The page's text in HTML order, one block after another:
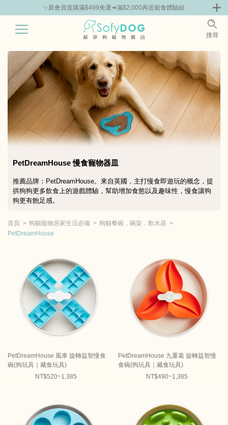
✨新會員首購滿$499免運➜滿$2,000再送寵食體驗組
搜尋
胸背 | 牽繩 | 項圈 外出用品 寵物器皿 | 飼料箱 毛孩生活用品
PetDreamHouse 慢食寵物器皿
推薦品牌：PetDreamHouse。來自英國，主打慢食即遊玩的概念，提
拱狗狗更多飲食上的遊戲體驗，幫助增加食慾以及趣味性，慢食讓狗
狗更有飽足感。
首頁 狗貓寵物居家生活必備
狗貓餐碗．碗架．飲水器
PetDreamHouse
PetDreamHouse 風車 旋轉益智慢食
碗(狗玩具｜藏食玩具)
NT$520~1,385
PetDreamHouse 九重葛 旋轉益智慢
食碗(狗玩具｜藏食玩具)
NT$490~1,385